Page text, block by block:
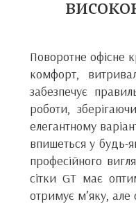
Поворотне офісне
комфорт,
забезпечує
роботи,
елегантному
впишеться у будь-
професійного
сітки GT має
отримує м’яку, але